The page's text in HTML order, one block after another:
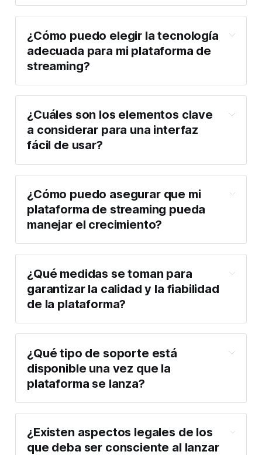
¿Cómo puedo elegir la tecnología
adecuada para mi plataforma de
streaming?
¿Cuáles son los elementos clave
a considerar para una interfaz
fácil de usar?
¿Cómo puedo asegurar que mi
plataforma de streaming pueda
manejar el crecimiento?
¿Qué medidas se toman para
garantizar la calidad y la fiabilidad
de la plataforma?
¿Qué tipo de soporte está
disponible una vez que la
plataforma se lanza?
¿Existen aspectos legales de los
que deba ser consciente al lanzar